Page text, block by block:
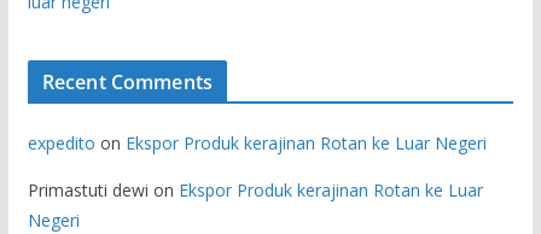
Recent Comments
expedito on Ekspor Produk kerajinan Rotan ke Luar Negeri
Primastuti dewi on Ekspor Produk kerajinan Rotan ke Luar
Negeri